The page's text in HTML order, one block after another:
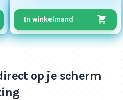
In winkelmand
op je scherm